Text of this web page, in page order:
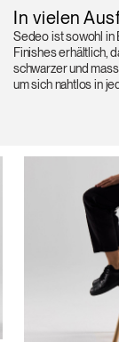
In vielen
Sedeo ist sowohl in
Finishes erhältlich,
schwarzer und
um sich nahtlos in